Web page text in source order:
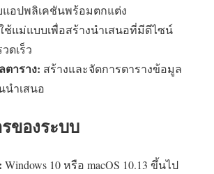
แอปพลิเคชันพร้อมตกแต่ง
ช้แม่แบบเพื่อสร้างนำเสนอที่มีดีไซน์
ดเร็ว
ตาราง: สร้างและจัดการตารางข้อมูล
นำเสนอ
ของระบบ
Windows 10 หรือ macOS 10.13 ขึ้นไป